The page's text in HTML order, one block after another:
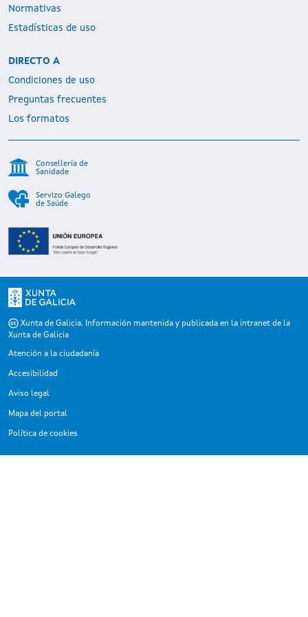
Normativas
Estadísticas de uso
DIRECTO A
Condiciones de uso
Preguntas frecuentes
Los formatos
Consellería de
Sanidade
Servizo Galego
de Saúde
Xunta de Galicia. Información mantenida y publicada en la intranet de la
Xunta de Galicia
Atención a la ciudadanía
Accesibilidad
Aviso legal
Mapa del portal
Política de cookies